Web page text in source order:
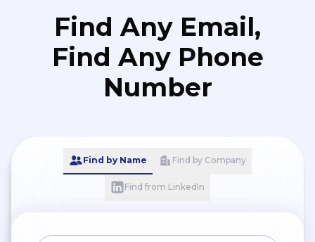
Find Any Email,
Find Any Phone
Number
Find by Name Find by Company
Find from LinkedIn